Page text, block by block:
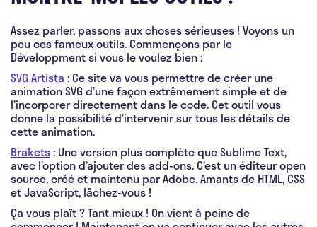
Assez parler, passons aux choses sérieuses ! Voyons un
peu ces fameux outils. Commençons par le
Développment si vous le voulez bien :
SVG Artista : Ce site va vous permettre de créer une
animation SVG d’une façon extrêmement simple et de
l’incorporer directement dans le code. Cet outil vous
donne la possibilité d’intervenir sur tous les détails de
cette animation.
Brakets: Une version plus complète que Sublime Text,
avec l’option d’ajouter des add-ons. C’est un éditeur open
source, créé et maintenu par Adobe. Amants de HTML, CSS
et JavaScript, lâchez-vous !
Ça vous plaît ? Tant mieux ! On vient à peine de